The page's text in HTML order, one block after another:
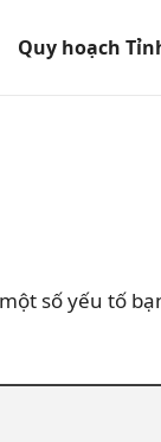
Quy hoạch
số yếu tố